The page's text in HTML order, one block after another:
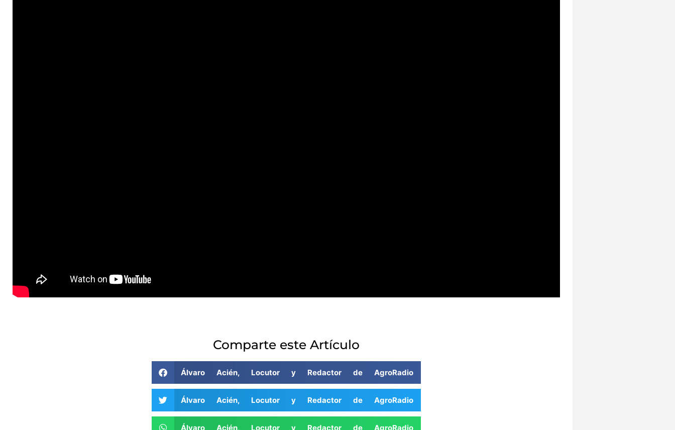
Comparte este Artículo
Álvaro Acién, Locutor y Redactor de AgroRadio
Álvaro Acién, Locutor y Redactor de AgroRadio
Álvaro Acién, Locutor y Redactor de AgroRadio